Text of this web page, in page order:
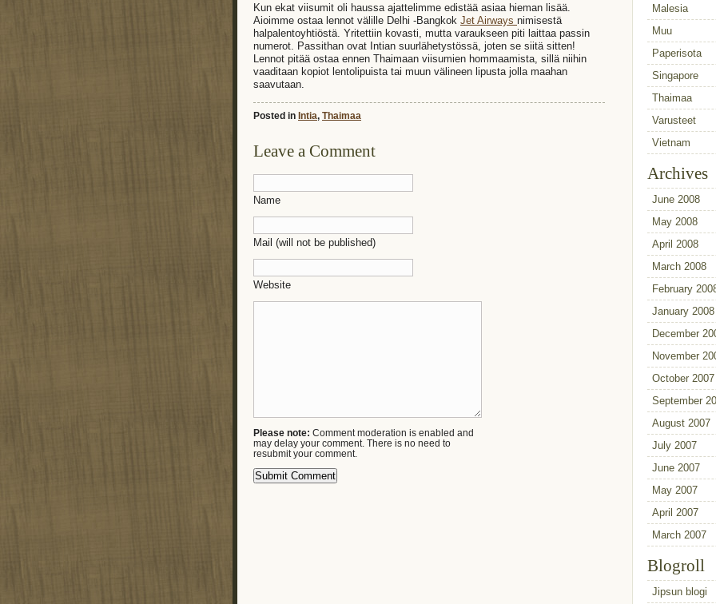
Kun ekat viisumit oli haussa ajattelimme edistää asiaa hieman lisää.
Aioimme ostaa lennot välille Delhi -Bangkok Jet Airways nimisestä
halpalentoyhtiöstä. Yritettiin kovasti, mutta varaukseen piti laittaa passin
numerot. Passithan ovat Intian suurlähetystössä, joten se siitä sitten!
Lennot pitää ostaa ennen Thaimaan viisumien hommaamista, sillä niihin
vaaditaan kopiot lentolipuista tai muun välineen lipusta jolla maahan
saavutaan.
Posted in Intia, Thaimaa
Leave a Comment
Name
Mail (will not be published)
Website
Please note: Comment moderation is enabled and
may delay your comment. There is no need to
resubmit your comment.
Malesia
Muu
Paperisota
Singapore
Thaimaa
Varusteet
Vietnam
Archives
June 2008
May 2008
April 2008
March 2008
February
January 2008
December
November
October 2007
September
August 2007
July 2007
June 2007
May 2007
April 2007
March 2007
Blogroll
Jipsun blogi